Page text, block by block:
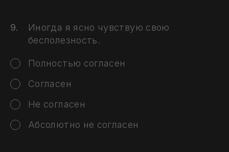
Иногда я ясно чувствую свою
бесполезность.
Полностью согласен
Согласен
Не согласен
Абсолютно не согласен